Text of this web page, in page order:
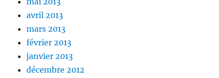
avril 2013
mars 2013
février 2013
janvier 2013
décembre 2012